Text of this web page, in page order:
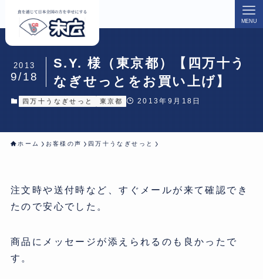
MENU
S.Y. 様（東京都）【四万十う
なぎせっとをお買い上げ】
2013
9/18
四万十うなぎせっと 東京都 2013年9月18日
ホーム お客様の声 四万十うなぎせっと
注文時や送付時など、すぐメールが来て確認でき
たので安心でした。
商品にメッセージが添えられるのも良かったで
す。